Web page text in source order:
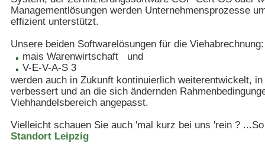
Managementlösungen werden Unternehmensprozesse
effizient unterstützt.
Unsere beiden Softwarelösungen für die Viehabrechnung:
mais Warenwirtschaft und
V-E-V-A-S 3
werden auch in Zukunft kontinuierlich weiterentwickelt,
verbessert und an die sich ändernden
Viehhandelsbereich angepasst.
Vielleicht schauen Sie auch 'mal kurz bei uns 'rein ?
Standort Leipzig